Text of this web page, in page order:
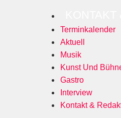
Terminkalender
Aktuell
Musik
Kunst Und
Gastro
Interview
Kontakt &